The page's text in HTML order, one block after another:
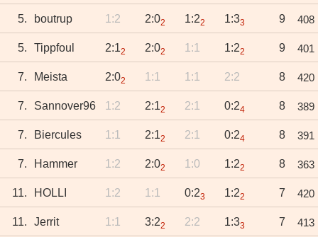
5. boutrup 1:2 2:02 1:22 1:33 9 408
5. Tippfoul 2:12 2:02 1:1 1:22 9 401
7. Meista 2:02 1:1 1:1 2:2 8 420
7. Sannover96 1:2 2:12 2:1 0:24 8 389
7. Biercules 1:1 2:12 2:1 0:24 8 391
7. Hammer 1:2 2:02 1:0 1:22 8 363
11. HOLLI 1:2 1:1 0:23 1:22 7 420
11. Jerrit 1:1 3:22 2:2 1:33 7 413